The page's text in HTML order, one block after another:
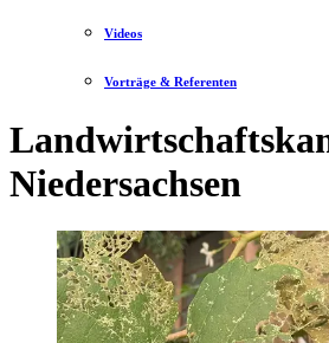
Videos
Vorträge & Referenten
Niedersachsen